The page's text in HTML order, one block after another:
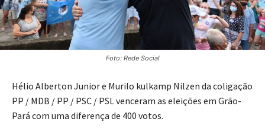
Foto: Rede Social
Hélio Alberton Junior e Murilo kulkamp Nilzen da coligação
PP / MDB / PP / PSC / PSL venceram as eleições em Grão-
Pará com uma diferença de 400 votos.